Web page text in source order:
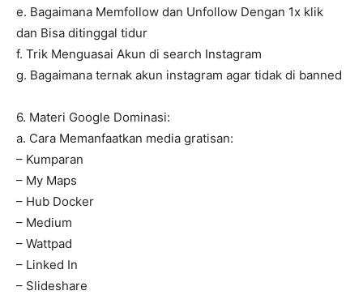
e. Bagaimana Memfollow dan Unfollow Dengan 1x klik
dan Bisa ditinggal tidur
f. Trik Menguasai Akun di search Instagram
g. Bagaimana ternak akun instagram agar tidak di banned
6. Materi Google Dominasi:
a. Cara Memanfaatkan media gratisan:
– Kumparan
– My Maps
– Hub Docker
– Medium
– Wattpad
– Linked In
– Slideshare